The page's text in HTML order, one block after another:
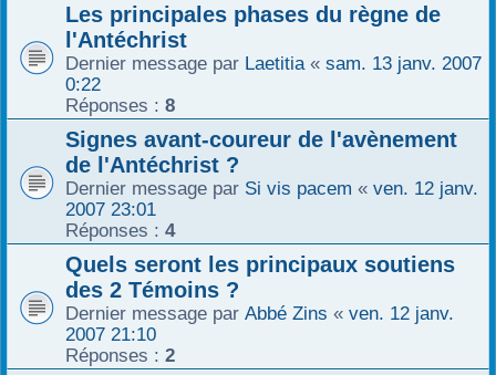
Les principales phases du règne de
l'Antéchrist
Dernier message par Laetitia « sam. 13 janv. 2007
0:22
Réponses : 8
Signes avant-coureur de l'avènement
de l'Antéchrist ?
Dernier message par Si vis pacem « ven. 12 janv.
2007 23:01
Réponses : 4
Quels seront les principaux soutiens
des 2 Témoins ?
Dernier message par Abbé Zins « ven. 12 janv.
2007 21:10
Réponses : 2